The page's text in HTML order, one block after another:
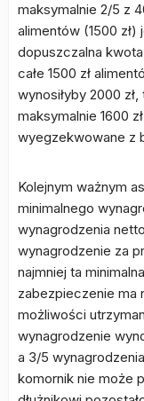
maksymalnie 2/5 z
alimentów (1500 zł)
dopuszczalna
całe 1500 zł
wynosiłyby 2000
maksymalnie 1600
wyegzekwowane z
Kolejnym ważnym
minimalnego
wynagrodzenia
wynagrodzenie za
najmniej ta
zabezpieczenie ma
możliwości
wynagrodzenie
a 3/5
komornik nie może